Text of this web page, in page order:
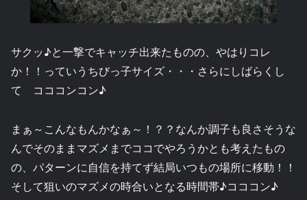
サクッ♪と一撃でキャッチ出来たものの、やはりコレ
か！！っていうちびっ子サイズ・・・さらにしばらくし
て コココンコン♪
まぁ～こんなもんかなぁ～！？？なんか調子も良さそうな
んでそのままマズメまでココでやろうかとも考えたもの
の、パターンに自信を持てず結局いつもの場所に移動！！
そして狙いのマズメの時合いとなる時間帯♪コココン♪